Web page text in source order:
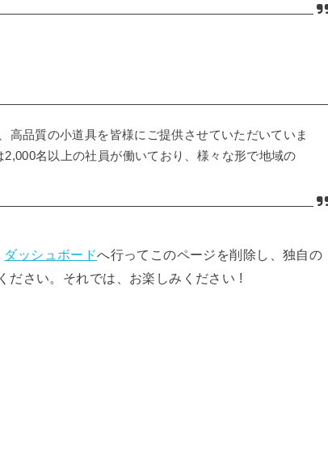
高品質の小道具を皆様にご提供させていただいていま
名以上の社員が働いており、様々な形で地域の
ダッシュボードへ行ってこのページを削除し、独自の
ださい。それでは、お楽しみください !